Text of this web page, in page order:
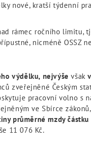
nové, kratší týdenní
rámec ročního limitu,
nicméně OSSZ
výdělku, nejvýševšak
zveřejněné Českým
pracovní volno s
ve Sbírce
průměrné mzdy
11 076 Kč.